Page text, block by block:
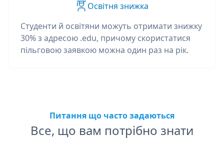
Освітня знижка
Студенти й освітяни можуть отримати знижку
30% з адресою .edu, причому скористатися
пільговою заявкою можна один раз на рік.
Питання що часто задаються
Все, що вам потрібно знати